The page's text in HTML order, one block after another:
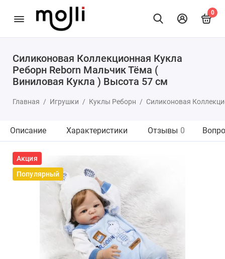
0
Силиконовая Коллекционная Кукла
Реборн Reborn Мальчик Тёма (
Виниловая Кукла ) Высота 57 см
Главная Игрушки Куклы Реборн Силиконовая
Описание Характеристики Отзывы 0
Акция
Популярный